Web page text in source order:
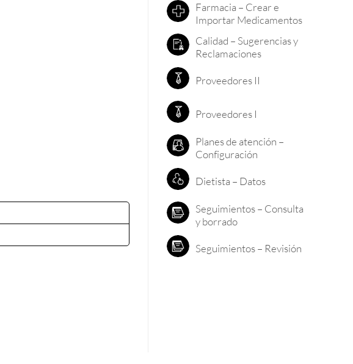
Farmacia – Crear e
Importar Medicamentos
Calidad – Sugerencias y
Reclamaciones
Proveedores II
Proveedores I
Planes de atención –
Configuración
Dietista – Datos
Seguimientos – Consulta
y borrado
Seguimientos – Revisión